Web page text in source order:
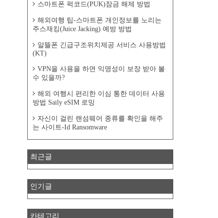
스마트폰 퍽코드(PUK)잠금 해제 방법
해외여행 팁-스마트폰 개인정보를 노리는
주스재킹(Juice Jacking) 예방 방법
알뜰폰 긴급구조위치제공 서비스 사용방법
(KT)
VPN을 사용을 하면 익명성이 보장 받아 볼
수 있을까?
해외 여행시 편리한 이심 통한 데이터 사용
방법 Saily eSIM 로밍
자신이 걸린 랜섬웨어 종류를 확인을 해주
는 사이트-Id Ransomware
최근글
인기글
카테고리